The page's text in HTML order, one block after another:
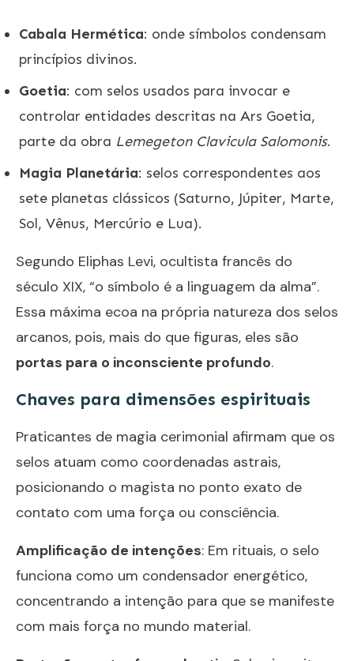
Cabala Hermética: onde símbolos condensam
princípios divinos.
Goetia: com selos usados para invocar e
controlar entidades descritas na Ars Goetia,
parte da obra Lemegeton Clavicula Salomonis.
Magia Planetária: selos correspondentes aos
sete planetas clássicos (Saturno, Júpiter, Marte,
Sol, Vênus, Mercúrio e Lua).
Segundo Eliphas Levi, ocultista francês do
século XIX, “o símbolo é a linguagem da alma”.
Essa máxima ecoa na própria natureza dos selos
arcanos, pois, mais do que figuras, eles são
portas para o inconsciente profundo.
Chaves para dimensões espirituais
Praticantes de magia cerimonial afirmam que os
selos atuam como coordenadas astrais,
posicionando o magista no ponto exato de
contato com uma força ou consciência.
Amplificação de intenções: Em rituais, o selo
funciona como um condensador energético,
concentrando a intenção para que se manifeste
com mais força no mundo material.